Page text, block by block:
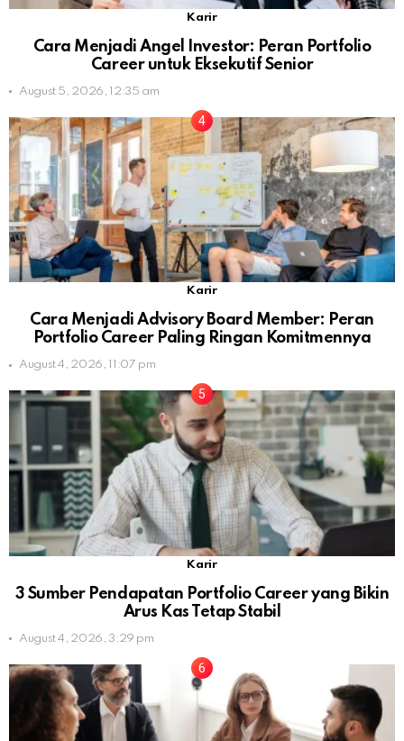
Karir
Cara Menjadi Angel Investor: Peran Portfolio
Career untuk Eksekutif Senior
August 5, 2026, 12:35 am
Karir
Cara Menjadi Advisory Board Member: Peran
Portfolio Career Paling Ringan Komitmennya
August 4, 2026, 11:07 pm
Karir
3 Sumber Pendapatan Portfolio Career yang Bikin
Arus Kas Tetap Stabil
August 4, 2026, 3:29 pm